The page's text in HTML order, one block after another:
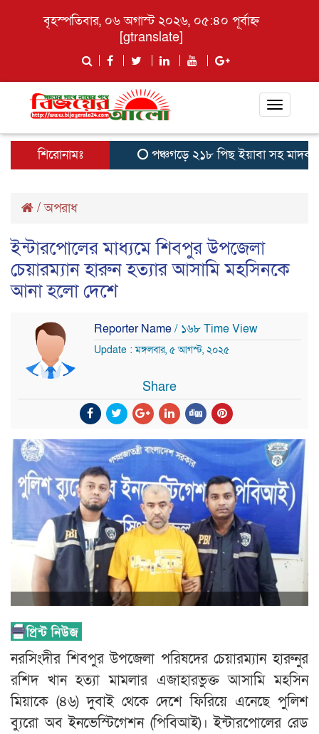
বৃহস্পতিবার, ০৬ অগাস্ট ২০২৬, ০৫:৪০ পূর্বাহ্ন
[gtranslate]
Toggle
শিরোনামঃ
পঞ্চগড়ে ২১৮ পিছ ইয়াবা সহ মাদক
/অপরাধ
ইন্টারপোলের মাধ্যমে শিবপুর উপজেলা
চেয়ারম্যান হারুন হত্যার আসামি মহসিনকে
আনা হলো দেশে
Reporter Name/ ১৬৮ Time View
Update : মঙ্গলবার, ৫ আগস্ট, ২০২৫
Share
নরসিংদীর শিবপুর উপজেলা পরিষদের চেয়ারম্যান হারুনুর
রশিদ খান হত্যা মামলার এজাহারভুক্ত আসামি মহসিন
মিয়াকে (৪৬) দুবাই থেকে দেশে ফিরিয়ে এনেছে পুলিশ
ব্যুরো অব ইনভেস্টিগেশন (পিবিআই)। ইন্টারপোলের রেড